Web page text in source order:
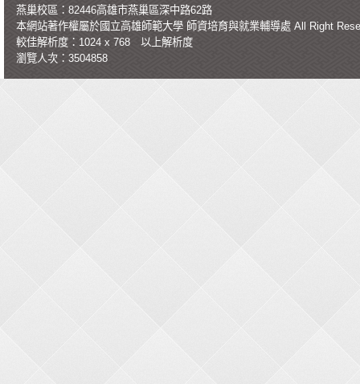
燕巢校區：82446高雄市燕巢區深中路62路
本網站著作權屬於國立高雄師範大學 師資培育與就業輔導處 All Right
較佳解析度：1024 x 768 以上解析度
瀏覽人次：3504858